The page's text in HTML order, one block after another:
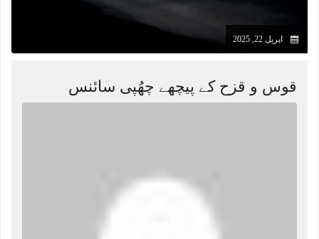
اپریل 22, 2025
قوس و قزح کے پیچھے چھُپی سائنس